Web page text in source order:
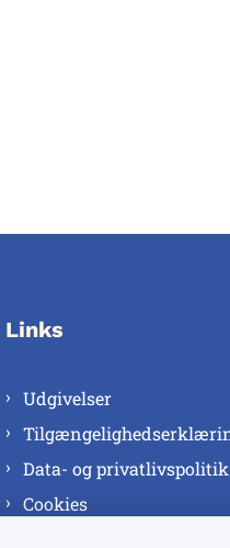
Links
Udgivelser
Data- og privatlivspolitik
Cookies